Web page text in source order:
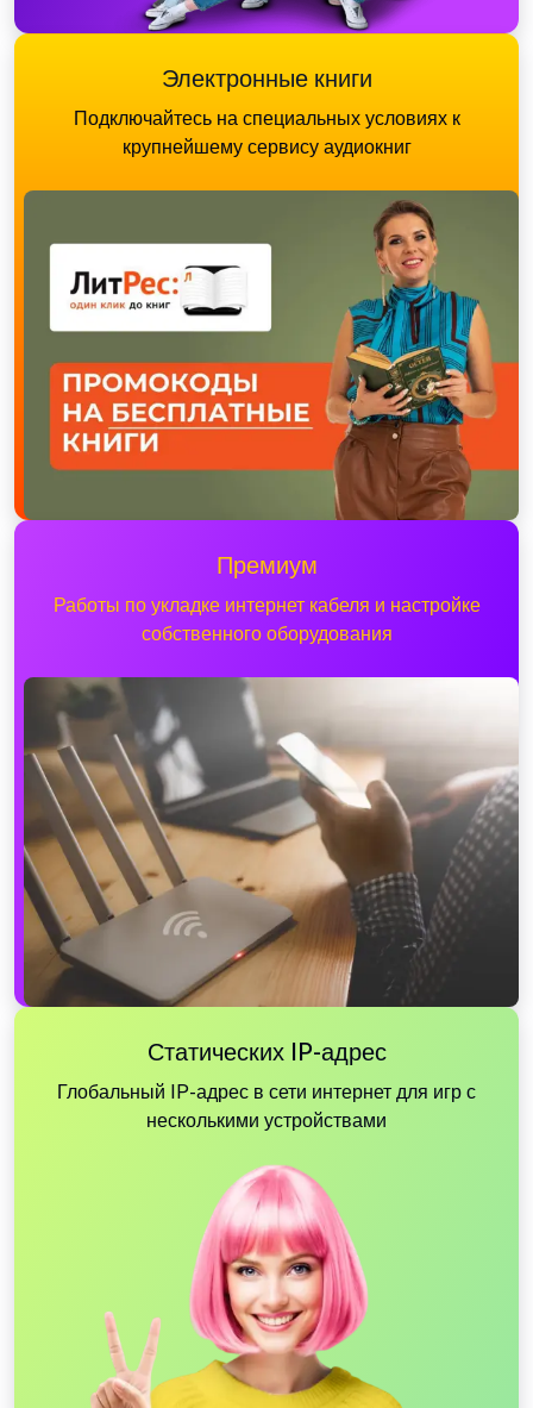
Электронные книги
Подключайтесь на специальных условиях к
крупнейшему сервису аудиокниг
Премиум
Работы по укладке интернет кабеля и настройке
собственного оборудования
Статических IP-адрес
Глобальный IP-адрес в сети интернет для игр с
несколькими устройствами